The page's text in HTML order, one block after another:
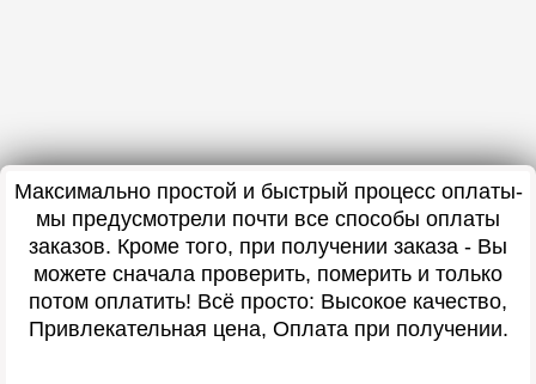
Максимально простой и быстрый процесс оплаты-
мы предусмотрели почти все способы оплаты
заказов. Кроме того, при получении заказа - Вы
можете сначала проверить, померить и только
потом оплатить! Всё просто: Высокое качество,
Привлекательная цена, Оплата при получении.